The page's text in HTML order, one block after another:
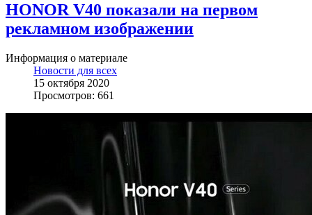
HONOR V40 показали на первом
рекламном изображении
Информация о материале
Новости для всех
15 октября 2020
Просмотров: 661